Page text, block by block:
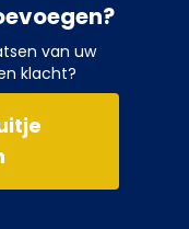
van uw
klacht?